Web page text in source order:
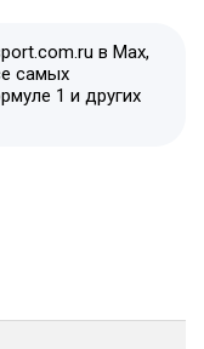
в Max,
самых
1 и других